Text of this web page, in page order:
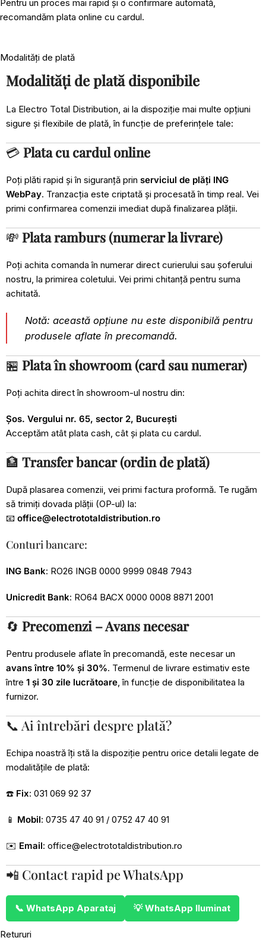
Pentru un proces mai rapid și o confirmare automată,
recomandăm plata online cu cardul.
Modalități de plată
Modalități de plată disponibile
La Electro Total Distribution, ai la dispoziție mai multe opțiuni
sigure și flexibile de plată, în funcție de preferințele tale:
💳 Plata cu cardul online
Poți plăti rapid și în siguranță prin serviciul de plăți ING
WebPay. Tranzacția este criptată și procesată în timp real. Vei
primi confirmarea comenzii imediat după finalizarea plății.
💸 Plata ramburs (numerar la livrare)
Poți achita comanda în numerar direct curierului sau șoferului
nostru, la primirea coletului. Vei primi chitanță pentru suma
achitată.
Notă: această opțiune nu este disponibilă pentru
produsele aflate în precomandă.
🏪 Plata în showroom (card sau numerar)
Poți achita direct în showroom-ul nostru din:
Șos. Vergului nr. 65, sector 2, București
Acceptăm atât plata cash, cât și plata cu cardul.
🏦 Transfer bancar (ordin de plată)
După plasarea comenzii, vei primi factura proformă. Te rugăm
să trimiți dovada plății (OP-ul) la:
📧 office@electrototaldistribution.ro
Conturi bancare:
ING Bank: RO26 INGB 0000 9999 0848 7943
Unicredit Bank: RO64 BACX 0000 0008 8871 2001
🔄 Precomenzi – Avans necesar
Pentru produsele aflate în precomandă, este necesar un
avans între 10% și 30%. Termenul de livrare estimativ este
între 1 și 30 zile lucrătoare, în funcție de disponibilitatea la
furnizor.
📞 Ai întrebări despre plată?
Echipa noastră îți stă la dispoziție pentru orice detalii legate de
modalitățile de plată:
☎️ Fix: 031 069 92 37
📱 Mobil: 0735 47 40 91 / 0752 47 40 91
✉️ Email: office@electrototaldistribution.ro
📲 Contact rapid pe WhatsApp
📞 WhatsApp Aparataj 💡 WhatsApp Iluminat
Retururi